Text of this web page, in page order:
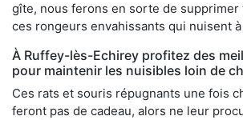
gîte, nous ferons en sorte de supprimer
ces rongeurs envahissants qui nuisent
À Ruffey-lès-Echirey profitez des
pour maintenir les nuisibles loin de
Ces rats et souris répugnants une fois
feront pas de cadeau, alors ne leur